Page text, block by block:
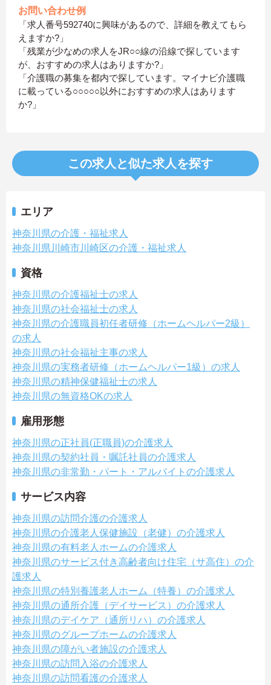
お問い合わせ例
「求人番号592740に興味があるので、詳細を教えてもら
えますか?」
「残業が少なめの求人をJR○○線の沿線で探しています
が、おすすめの求人はありますか?」
「介護職の募集を都内で探しています。マイナビ介護職
に載っている○○○○○以外におすすめの求人はあります
か?」
この求人と似た求人を探す
エリア
神奈川県の介護・福祉求人
神奈川県川崎市川崎区の介護・福祉求人
資格
神奈川県の介護福祉士の求人
神奈川県の社会福祉士の求人
神奈川県の介護職員初任者研修（ホームヘルパー2級）
の求人
神奈川県の社会福祉主事の求人
神奈川県の実務者研修（ホームヘルパー1級）の求人
神奈川県の精神保健福祉士の求人
神奈川県の無資格OKの求人
雇用形態
神奈川県の正社員(正職員)の介護求人
神奈川県の契約社員・嘱託社員の介護求人
神奈川県の非常勤・パート・アルバイトの介護求人
サービス内容
神奈川県の訪問介護の介護求人
神奈川県の介護老人保健施設（老健）の介護求人
神奈川県の有料老人ホームの介護求人
神奈川県のサービス付き高齢者向け住宅（サ高住）の介
護求人
神奈川県の特別養護老人ホーム（特養）の介護求人
神奈川県の通所介護（デイサービス）の介護求人
神奈川県のデイケア（通所リハ）の介護求人
神奈川県のグループホームの介護求人
神奈川県の障がい者施設の介護求人
神奈川県の訪問入浴の介護求人
神奈川県の訪問看護の介護求人